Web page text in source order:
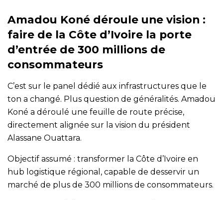
Amadou Koné déroule une vision :
faire de la Côte d’Ivoire la porte
d’entrée de 300 millions de
consommateurs
C’est sur le panel dédié aux infrastructures que le
ton a changé. Plus question de généralités. Amadou
Koné a déroulé une feuille de route précise,
directement alignée sur la vision du président
Alassane Ouattara.
Objectif assumé : transformer la Côte d’Ivoire en
hub logistique régional, capable de desservir un
marché de plus de 300 millions de consommateurs.